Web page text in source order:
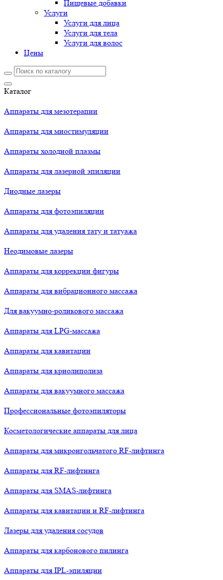
Пищевые добавки
Услуги
Услуги для лица
Услуги для тела
Услуги для волос
Цены
Каталог
Аппараты для мезотерапии
Аппараты для миостимуляции
Аппараты холодной плазмы
Аппараты для лазерной эпиляции
Диодные лазеры
Аппараты для фотоэпиляции
Аппараты для удаления тату и татуажа
Неодимовые лазеры
Аппараты для коррекции фигуры
Аппараты для вибрационного массажа
Для вакуумно-роликового массажа
Аппараты для LPG-массажа
Аппараты для кавитации
Аппараты для криолиполиза
Аппараты для вакуумного массажа
Профессиональные фотоэпиляторы
Косметологические аппараты для лица
Аппараты для микроигольчатого RF-лифтинга
Аппараты для RF-лифтинга
Аппараты для SMAS-лифтинга
Аппараты для кавитации и RF-лифтинга
Лазеры для удаления сосудов
Аппараты для карбонового пилинга
Аппараты для IPL-эпиляции